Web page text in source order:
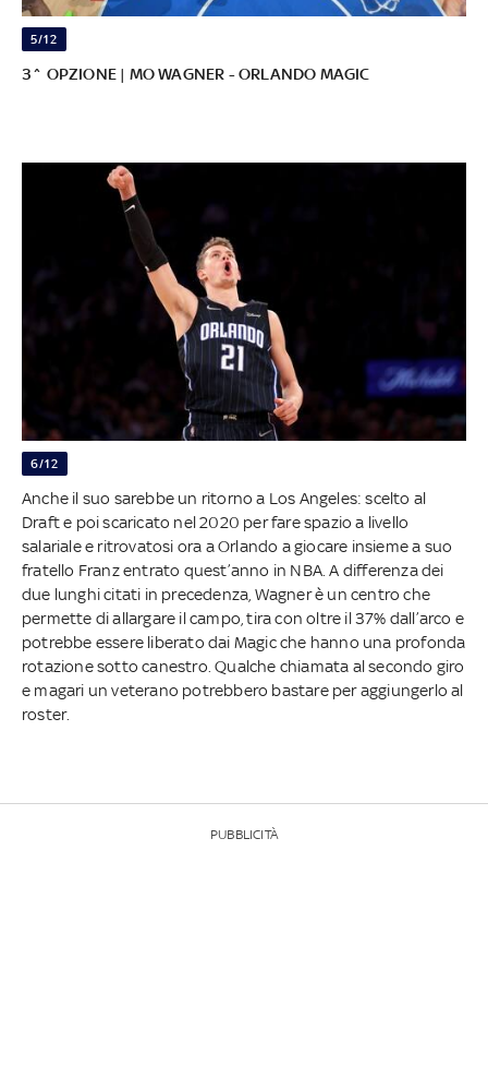
5/12
3^ OPZIONE | MO WAGNER - ORLANDO MAGIC
6/12
Anche il suo sarebbe un ritorno a Los Angeles: scelto al
Draft e poi scaricato nel 2020 per fare spazio a livello
salariale e ritrovatosi ora a Orlando a giocare insieme a suo
fratello Franz entrato quest’anno in NBA. A differenza dei
due lunghi citati in precedenza, Wagner è un centro che
permette di allargare il campo, tira con oltre il 37% dall’arco e
potrebbe essere liberato dai Magic che hanno una profonda
rotazione sotto canestro. Qualche chiamata al secondo giro
e magari un veterano potrebbero bastare per aggiungerlo al
roster.
PUBBLICITÀ